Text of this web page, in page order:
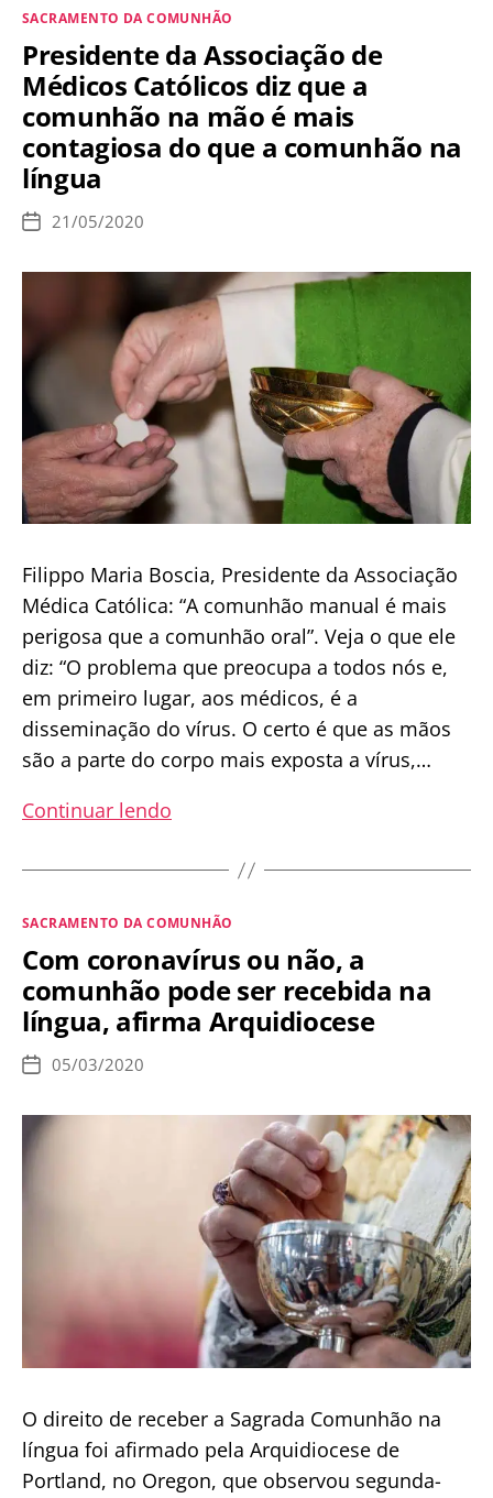
ter
sido
evitado
em
Fátima
Categorias
SACRAMENTO DA COMUNHÃO
Presidente da Associação de
Médicos Católicos diz que a
comunhão na mão é mais
contagiosa do que a comunhão na
língua
Data
publicação
21/05/2020
Filippo Maria Boscia, Presidente da Associação
Médica Católica: “A comunhão manual é mais
perigosa que a comunhão oral”. Veja o que ele
diz: “O problema que preocupa a todos nós e,
em primeiro lugar, aos médicos, é a
disseminação do vírus. O certo é que as mãos
são a parte do corpo mais exposta a vírus,…
Continuar lendo
Associação
Médicos
Católicos
diz
que
na
mais
contagiosa
que
a
comunhão
língua
Categorias
SACRAMENTO DA COMUNHÃO
Com coronavírus ou não, a
comunhão pode ser recebida na
língua, afirma Arquidiocese
Data
publicação
05/03/2020
O direito de receber a Sagrada Comunhão na
língua foi afirmado pela Arquidiocese de
Portland, no Oregon, que observou segunda-